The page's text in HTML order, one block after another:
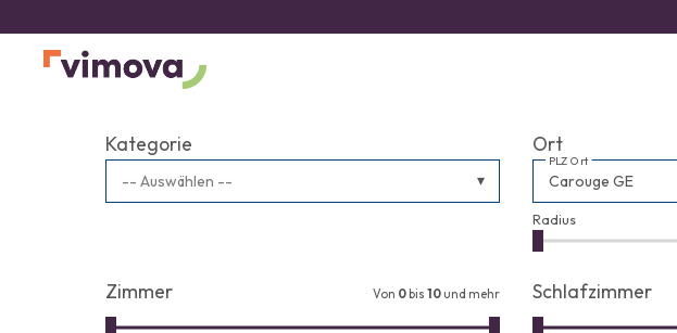
Kategorie
-- Auswählen --
Ort
PLZ Ort
Radius
Zimmer Von 0 bis 10 und mehr Schlafzimmer